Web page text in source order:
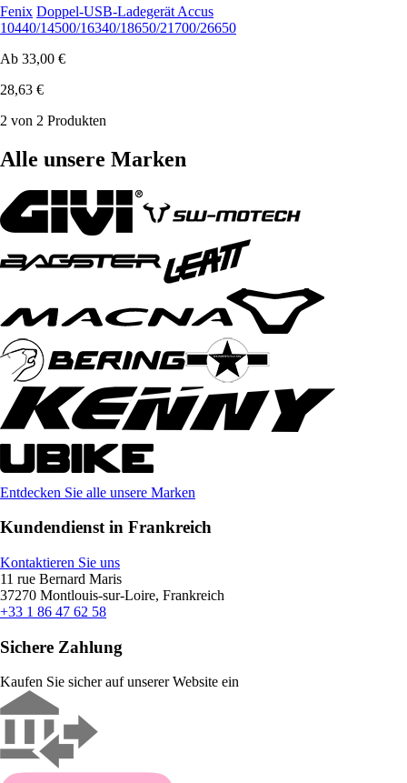
Fenix Doppel-USB-Ladegerät Accus
10440/14500/16340/18650/21700/26650
Ab 33,00 €
28,63 €
2 von 2 Produkten
Alle unsere Marken
Entdecken Sie alle unsere Marken
Kundendienst in Frankreich
Kontaktieren Sie uns
11 rue Bernard Maris
37270 Montlouis-sur-Loire, Frankreich
+33 1 86 47 62 58
Sichere Zahlung
Kaufen Sie sicher auf unserer Website ein